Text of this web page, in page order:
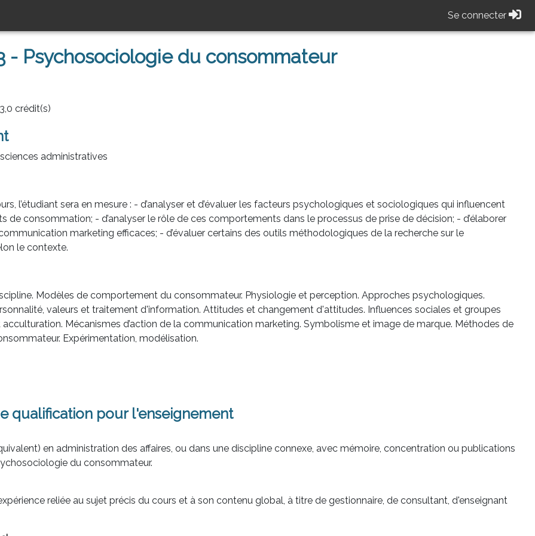
Se connecter
- Psychosociologie du consommateur
crédit(s)
administratives
l’étudiant sera en mesure : - d’analyser et d’évaluer les facteurs psychologiques et sociologiques qui influencent
de consommation; - d’analyser le rôle de ces comportements dans le processus de prise de décision; - d’élaborer
marketing efficaces; - d’évaluer certains des outils méthodologiques de la recherche sur le
le contexte.
Modèles de comportement du consommateur. Physiologie et perception. Approches psychologiques.
valeurs et traitement d'information. Attitudes et changement d'attitudes. Influences sociales et groupes
acculturation. Mécanismes d’action de la communication marketing. Symbolisme et image de marque. Méthodes de
Expérimentation, modélisation.
qualification pour l'enseignement
en administration des affaires, ou dans une discipline connexe, avec mémoire, concentration ou publications
du consommateur.
reliée au sujet précis du cours et à son contenu global, à titre de gestionnaire, de consultant, d'enseignant